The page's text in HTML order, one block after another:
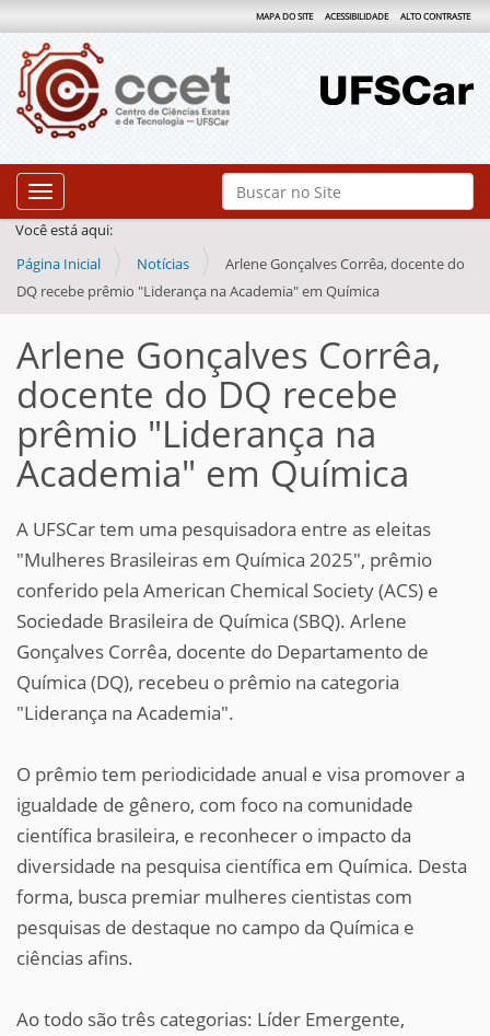
Busca
Busca Avançada…
MAPA DO SITE ACESSIBILIDADE ALTO CONTRASTE
Toggle navigation
Você está aqui:
Página Inicial
Notícias
Arlene Gonçalves Corrêa, docente do
DQ recebe prêmio "Liderança na Academia" em Química
Arlene Gonçalves Corrêa,
docente do DQ recebe
prêmio "Liderança na
Academia" em Química
A UFSCar tem uma pesquisadora entre as eleitas
"Mulheres Brasileiras em Química 2025", prêmio
conferido pela American Chemical Society (ACS) e
Sociedade Brasileira de Química (SBQ). Arlene
Gonçalves Corrêa, docente do Departamento de
Química (DQ), recebeu o prêmio na categoria
"Liderança na Academia".
O prêmio tem periodicidade anual e visa promover a
igualdade de gênero, com foco na comunidade
científica brasileira, e reconhecer o impacto da
diversidade na pesquisa científica em Química. Desta
forma, busca premiar mulheres cientistas com
pesquisas de destaque no campo da Química e
ciências afins.
Ao todo são três categorias: Líder Emergente,